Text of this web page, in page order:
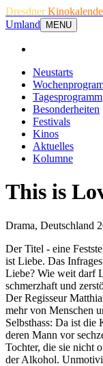
Dresdner
Umland
MENU
Neustarts
Tagesprogramm
Besonderheiten
Festivals
Kinos
Aktuelles
Kolumne
This is
Drama, Deutschland
Der Titel - eine
ist Liebe. Das
Liebe? Wie weit darf
schmerzhaft und
Der Regisseur
mehr von Menschen
Selbsthass: Da ist
deren Mann vor
Tochter, die sie nicht
der Alkohol.